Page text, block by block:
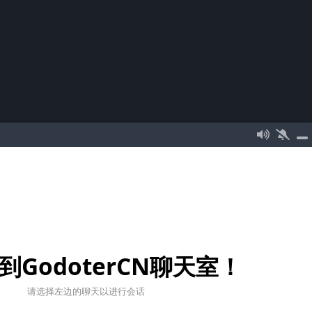
GodoterCN聊天室！
请选择左边的聊天以进行会话